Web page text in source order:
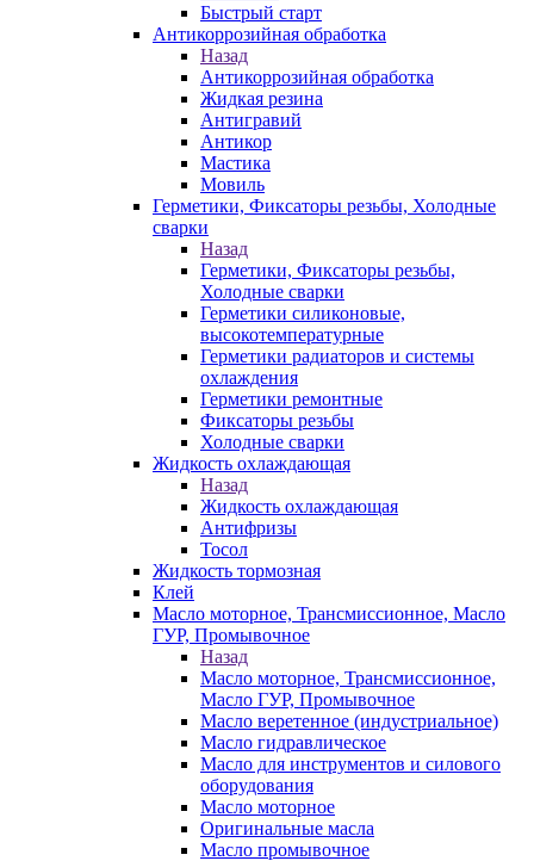
Быстрый старт
Антикоррозийная обработка
Назад
Антикоррозийная обработка
Жидкая резина
Антигравий
Антикор
Мастика
Мовиль
Герметики, Фиксаторы резьбы, Холодные
сварки
Назад
Герметики, Фиксаторы резьбы,
Холодные сварки
Герметики силиконовые,
высокотемпературные
Герметики радиаторов и системы
охлаждения
Герметики ремонтные
Фиксаторы резьбы
Холодные сварки
Жидкость охлаждающая
Назад
Жидкость охлаждающая
Антифризы
Тосол
Жидкость тормозная
Клей
Масло моторное, Трансмиссионное, Масло
ГУР, Промывочное
Назад
Масло моторное, Трансмиссионное,
Масло ГУР, Промывочное
Масло веретенное (индустриальное)
Масло гидравлическое
Масло для инструментов и силового
оборудования
Масло моторное
Оригинальные масла
Масло промывочное